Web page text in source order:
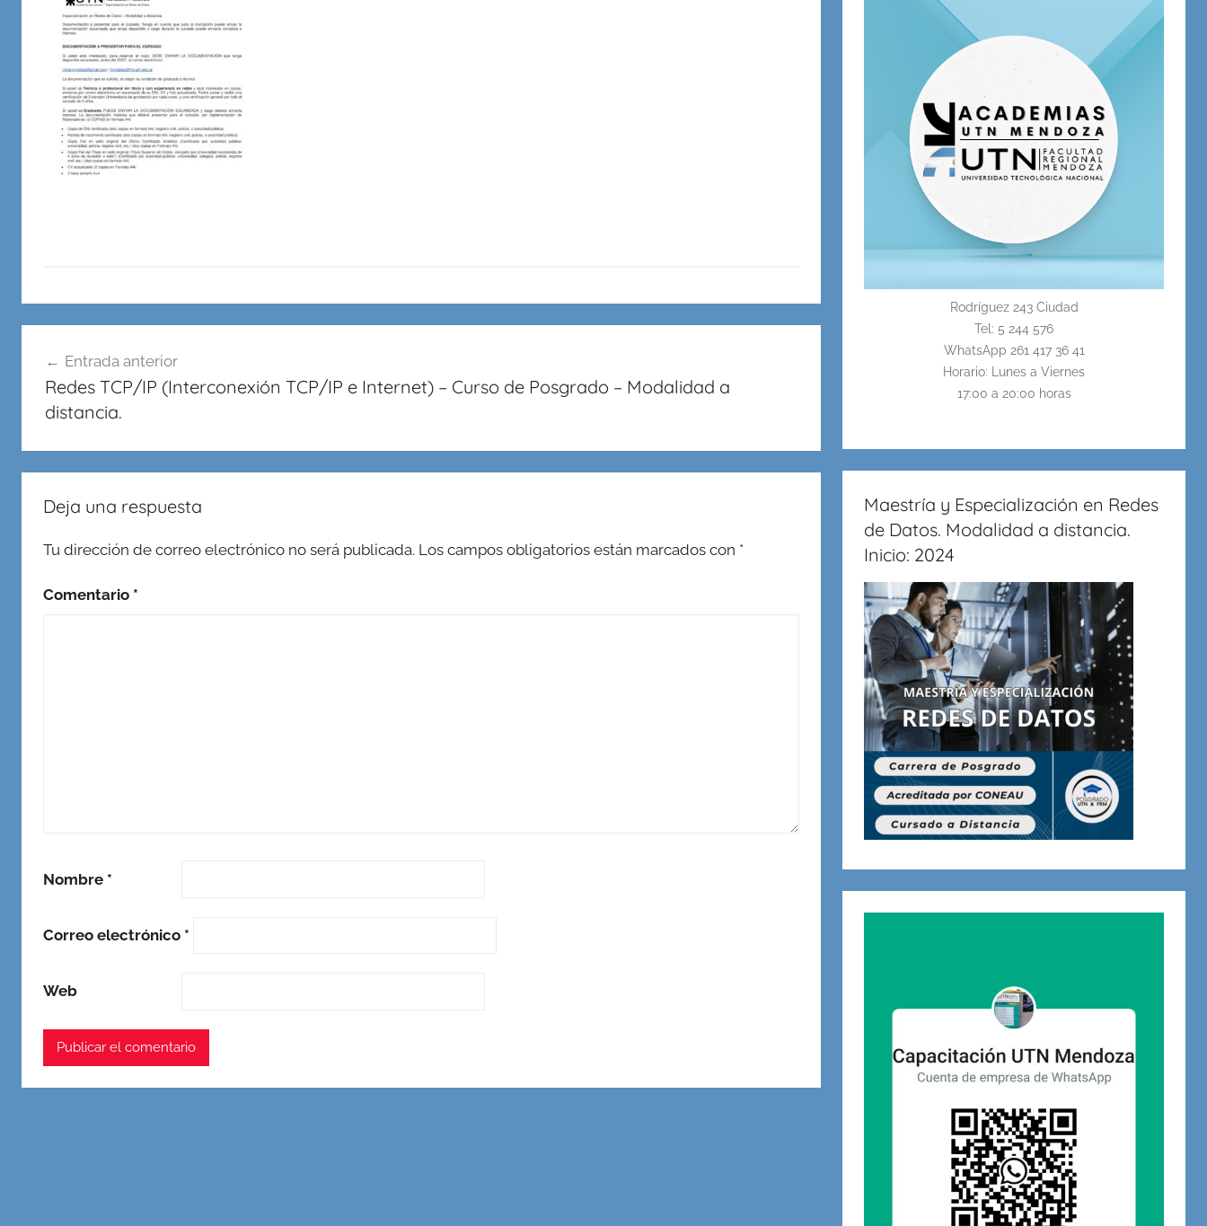
Redes,
Cableado
Virtualidad
de
entradas
Entrada anterior
Redes TCP/IP (Interconexión TCP/IP e Internet) – Curso de Posgrado – Modalidad a
distancia.
Deja una respuesta
Tu dirección de correo electrónico no será publicada. Los campos obligatorios están marcados con *
Comentario *
Nombre *
Correo electrónico *
Web
Rodríguez 243 Ciudad
Tel: 5 244 576
WhatsApp 261 417 36 41
Horario: Lunes a Viernes
17:00 a 20:00 horas
Maestría y Especialización en Redes
de Datos. Modalidad a distancia.
Inicio: 2024